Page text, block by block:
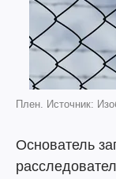
Плен. Источник:
Основатель